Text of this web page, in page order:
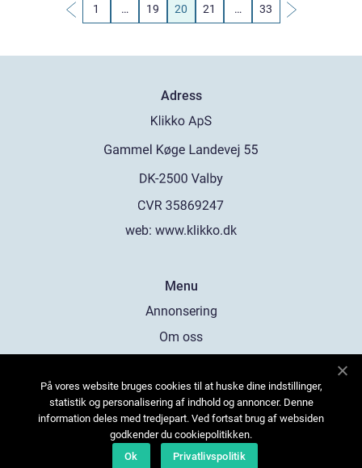
1 … 19 20 21 … 33
Adress
web: www.klikko.dk
Menu
Annonsering
Om oss
Kontakta oss
Sitemap
På vores website bruges cookies til at huske dine indstillinger,
statistik og personalisering af indhold og annoncer. Denne
information deles med tredjepart. Ved fortsat brug af websiden
godkender du cookiepolitikken.
Ok
Privatlivspolitik